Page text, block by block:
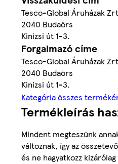
Tesco-Global Áruházak
2040 Budaörs
Kinizsi út 1-3.
Forgalmazó címe
Tesco-Global Áruházak
2040 Budaörs
Kinizsi út 1-3.
Kategória összes
Termékleírás
Mindent megteszünk
változnak, így az
és ne hagyatkozz